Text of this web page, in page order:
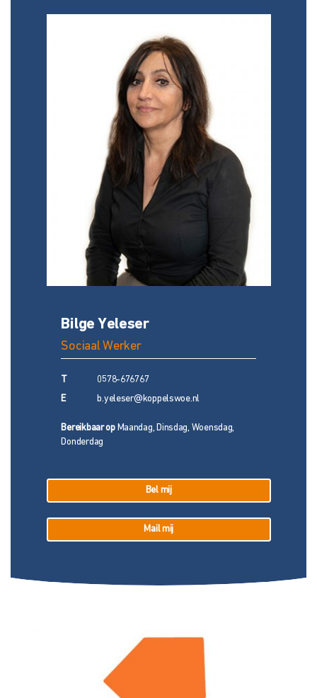
Bilge Yeleser
Sociaal Werker
0578-676767
E b.yeleser@koppelswoe.nl
Bereikbaar opMaandag, Dinsdag, Woensdag,
Donderdag
Bel mij
Mail mij